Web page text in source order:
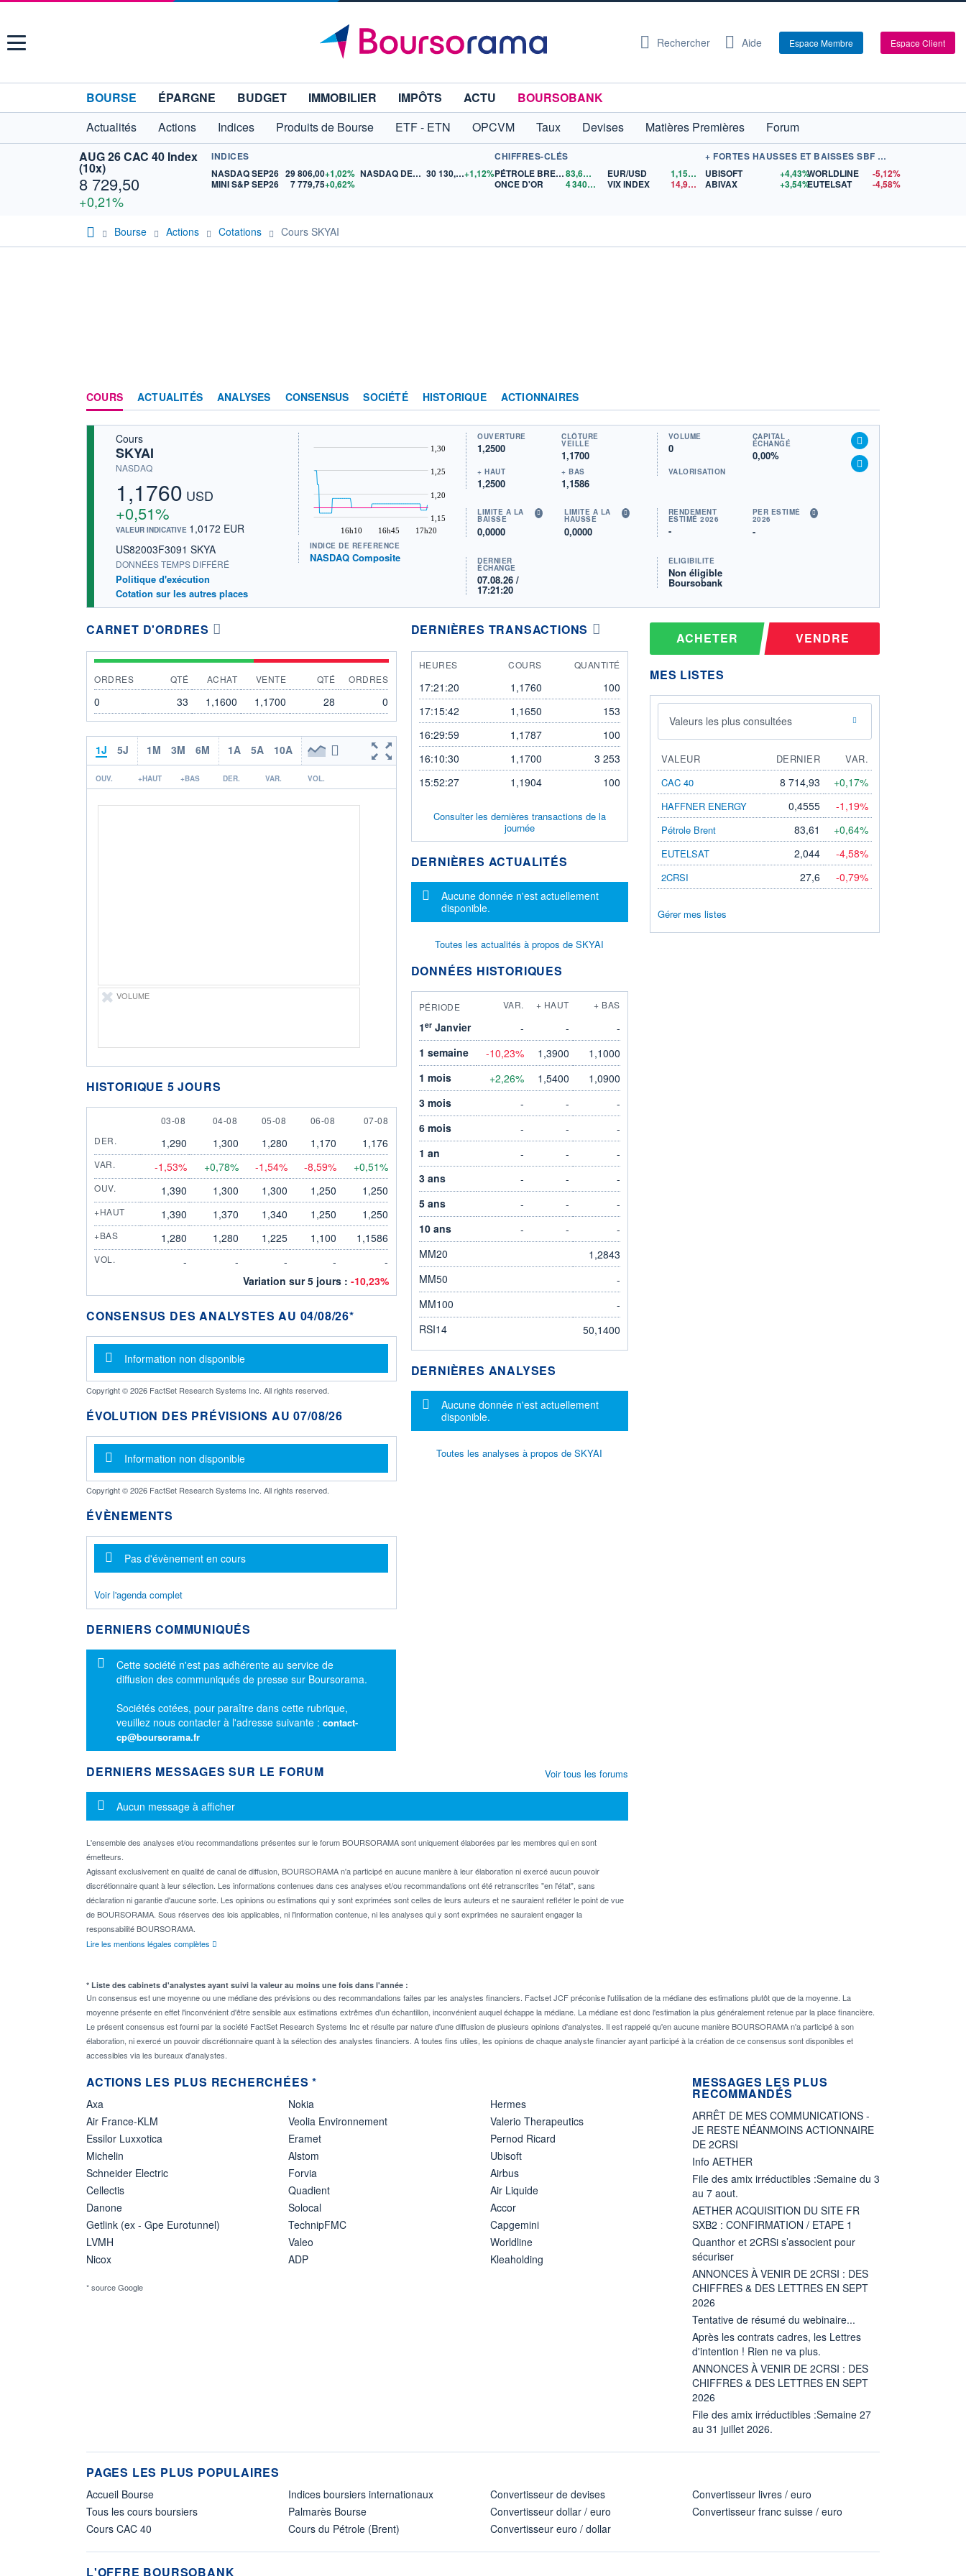
Menu Rechercher Aide Espace Membre Espace Client
BOURSE ÉPARGNE BUDGET IMMOBILIER IMPÔTS ACTU
BOURSOBANK
Actualités
Actions Indices Produits de Bourse ETF - ETN OPCVM Taux Devises Matières Premières
Forum
AUG 26 CAC 40 Index
(10x)
8 729,50
+0,21%
INDICES
NASDAQ SEP26 29 806,00+1,02%
MINI S&P SEP26
7 779,75+0,62%
NASDAQ DEC26 30 130,00+1,12%
CHIFFRES-CLÉS
PÉTROLE BRENT
83,61$US
ONCE D'OR
4 340,35 $US
EUR/USD 1,1560
$US
VIX INDEX
14,93$US
+ FORTES HAUSSES ET BAISSES SBF 120
UBISOFT
+4,43%
ABIVAX
+3,54%
WORLDLINE
-5,12%
EUTELSAT
-4,58%
Bourse Actions Cotations Cours SKYAI
COURS ACTUALITÉS ANALYSES CONSENSUS SOCIÉTÉ HISTORIQUE ACTIONNAIRES
Cours
SKYAI
NASDAQ
1,1760 USD
+0,51%
VALEUR INDICATIVE 1,0172 EUR
US82003F3091 SKYA
DONNÉES TEMPS DIFFÉRÉ
Politique d'exécution
Cotation sur les autres places
16h10 16h45 17h20
1,15
1,20
1,25
1,30
INDICE DE RÉFÉRENCE
NASDAQ Composite
OUVERTURE
1,2500
CLÔTURE
VEILLE
1,1700
+ HAUT
1,2500
+ BAS
1,1586
VOLUME
0
CAPITAL
ÉCHANGÉ
0,00%
VALORISATION
LIMITE À LA
BAISSE
0,0000
LIMITE À LA
HAUSSE
0,0000
RENDEMENT
ESTIMÉ 2026
-
PER ESTIMÉ
2026
-
DERNIER
ÉCHANGE
07.08.26 /
17:21:20
ÉLIGIBILITÉ
Non éligible
Boursobank
CARNET D'ORDRES
ORDRES QTÉ ACHAT VENTE QTÉ ORDRES
0 33 1,1600 1,1700 28 0
1J 5J 1M 3M 6M 1A 5A 10A
OUV. +HAUT +BAS DER. VAR. VOL.
VOLUME
HISTORIQUE 5 JOURS
3 AUGUST
03-08 4 AUGUST
04-08 5 AUGUST
05-08 6 AUGUST
06-08 7 AUGUST
07-08
DER.
1,290 1,300 1,280 1,170 1,176
VAR. -1,53% +0,78% -1,54% -8,59% +0,51%
OUV. 1,390 1,300 1,300 1,250 1,250
+HAUT 1,390 1,370 1,340 1,250 1,250
+BAS 1,280 1,280 1,225 1,100 1,1586
VOL. - - - -
-
Variation sur 5 jours : -10,23%
CONSENSUS DES ANALYSTES AU 04/08/26*
Message d'information
Information non disponible
Copyright © 2026 FactSet Research Systems Inc. All rights reserved.
ÉVOLUTION DES PRÉVISIONS AU 07/08/26
Message d'information
Information non disponible
Copyright © 2026 FactSet Research Systems Inc. All rights reserved.
ÉVÈNEMENTS
Message d'information
Pas d'évènement en cours
Voir l'agenda complet
DERNIERS COMMUNIQUÉS
Message d'information
Cette société n'est pas adhérente au service de
diffusion des communiqués de presse sur Boursorama.
Sociétés cotées, pour paraître dans cette rubrique,
veuillez nous contacter à l'adresse suivante : contact-
cp@boursorama.fr
DERNIÈRES TRANSACTIONS
HEURES COURS QUANTITÉ
17:21:20 1,1760
100
17:15:42
1,1650
153
16:29:59
1,1787
100
16:10:30
1,1700
3 253
15:52:27
1,1904 100
Consulter les dernières transactions de la
journée
DERNIÈRES ACTUALITÉS
Message d'information
Aucune donnée n'est actuellement
disponible.
Toutes les actualités à propos de SKYAI
DONNÉES HISTORIQUES
PÉRIODE VAR. + HAUT + BAS
1erJanvier - -
-
1 semaine
-10,23% 1,3900
1,1000
1 mois
+2,26% 1,5400
1,0900
3 mois
- -
-
6 mois
- -
-
1 an
- -
-
3 ans
- -
-
5 ans
- -
-
10 ans
- -
-
MM20
1,2843
MM50
-
MM100
-
RSI14
50,1400
DERNIÈRES ANALYSES
Message d'information
Aucune donnée n'est actuellement
disponible.
Toutes les analyses à propos de SKYAI
DERNIERS MESSAGES SUR LE FORUM
Message d'information
Aucun message à afficher
L'ensemble des analyses et/ou recommandations présentes sur le forum BOURSORAMA sont uniquement élaborées par les membres qui en sont
émetteurs.
Agissant exclusivement en qualité de canal de diffusion, BOURSORAMA n'a participé en aucune manière à leur élaboration ni exercé aucun pouvoir
discrétionnaire quant à leur sélection. Les informations contenues dans ces analyses et/ou recommandations ont été retranscrites "en l'état", sans
déclaration ni garantie d'aucune sorte. Les opinions ou estimations qui y sont exprimées sont celles de leurs auteurs et ne sauraient refléter le point de vue
de BOURSORAMA. Sous réserves des lois applicables, ni l'information contenue, ni les analyses qui y sont exprimées ne sauraient engager la
responsabilité BOURSORAMA.
Lire les mentions légales complètes
Voir tous les forums
ACHETER VENDRE
MES LISTES
Valeurs les plus consultées
VALEUR DERNIER
VAR.
CAC 40
8 714,93 +0,17%
HAFFNER ENERGY 0,4555 -1,19%
Pétrole Brent 83,61 +0,64%
EUTELSAT 2,044 -4,58%
2CRSI 27,6 -0,79%
Gérer mes listes
* Liste des cabinets d'analystes ayant suivi la valeur au moins une fois dans l'année :
Un consensus est une moyenne ou une médiane des prévisions ou des recommandations faites par les analystes financiers. Factset JCF préconise l'utilisation de la médiane des estimations plutôt que de la moyenne. La
moyenne présente en effet l'inconvénient d'être sensible aux estimations extrêmes d'un échantillon, inconvénient auquel échappe la médiane. La médiane est donc l'estimation la plus généralement retenue par la place financière.
Le présent consensus est fourni par la société FactSet Research Systems Inc et résulte par nature d'une diffusion de plusieurs opinions d'analystes. Il est rappelé qu'en aucune manière BOURSORAMA n'a participé à son
élaboration, ni exercé un pouvoir discrétionnaire quant à la sélection des analystes financiers. A toutes fins utiles, les opinions de chaque analyste financier ayant participé à la création de ce consensus sont disponibles et
accessibles via les bureaux d'analystes.
ACTIONS LES PLUS RECHERCHÉES *
Axa
Air France-KLM
Essilor Luxxotica
Michelin
Schneider Electric
Cellectis
Danone
Getlink (ex - Gpe Eurotunnel)
LVMH
Nicox
Nokia
Veolia Environnement
Eramet
Alstom
Forvia
Quadient
Solocal
TechnipFMC
Valeo
ADP
Hermes
Valerio Therapeutics
Pernod Ricard
Ubisoft
Airbus
Air Liquide
Accor
Capgemini
Worldline
Kleaholding
* source Google
MESSAGES LES PLUS
RECOMMANDÉS
ARRÊT DE MES COMMUNICATIONS -
JE RESTE NÉANMOINS ACTIONNAIRE
DE 2CRSI
Info AETHER
File des amix irréductibles :Semaine du 3
au 7 aout.
AETHER ACQUISITION DU SITE FR
SXB2 : CONFIRMATION / ETAPE 1
Quanthor et 2CRSi s’associent pour
sécuriser
ANNONCES À VENIR DE 2CRSI : DES
CHIFFRES & DES LETTRES EN SEPT
2026
Tentative de résumé du webinaire...
Après les contrats cadres, les Lettres
d'intention ! Rien ne va plus.
ANNONCES À VENIR DE 2CRSI : DES
CHIFFRES & DES LETTRES EN SEPT
2026
File des amix irréductibles :Semaine 27
au 31 juillet 2026.
PAGES LES PLUS POPULAIRES
Accueil Bourse
Tous les cours boursiers
Cours CAC 40
Indices boursiers internationaux
Palmarès Bourse
Cours du Pétrole (Brent)
Convertisseur de devises
Convertisseur dollar / euro
Convertisseur euro / dollar
Convertisseur livres / euro
Convertisseur franc suisse / euro
L'OFFRE BOURSOBANK